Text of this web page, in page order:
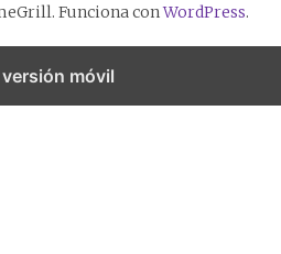
Funciona conWordPress.
versión móvil